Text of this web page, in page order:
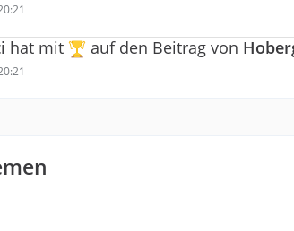
hat mit auf den Beitrag von